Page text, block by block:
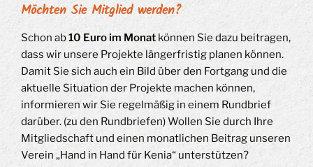
Möchten Sie Mitglied werden?
Schon ab10 Euro im Monat können Sie dazu beitragen,
dass wir unsere Projekte längerfristig planen können.
Damit Sie sich auch ein Bild über den Fortgang und die
aktuelle Situation der Projekte machen können,
informieren wir Sie regelmäßig in einem Rundbrief
darüber. (zu den Rundbriefen) Wollen Sie durch Ihre
Mitgliedschaft und einen monatlichen Beitrag unseren
Verein „Hand in Hand für Kenia“ unterstützen?